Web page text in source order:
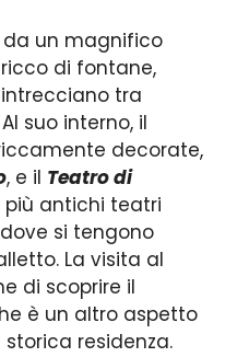
un magnifico
di fontane,
tra
suo interno, il
decorate,
, e il Teatro di
più antichi teatri
si tengono
La visita al
di scoprire il
è un altro aspetto
residenza.